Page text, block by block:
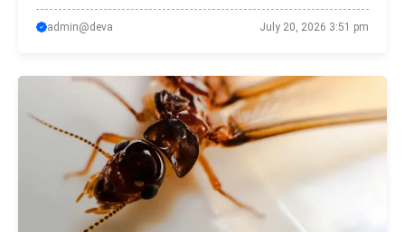
admin@deva July 20, 2026 3:51 pm